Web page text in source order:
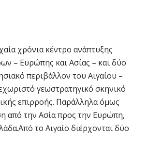
χρόνια κέντρο ανάπτυξης
– Ευρώπης και Ασίας – και δύο
περιβάλλον του Αιγαίου –
γεωστρατηγικό σκηνικό
επιρροής. Παράλληλα όμως
από την Ασία προς την Ευρώπη,
το Αιγαίο διέρχονται δύο